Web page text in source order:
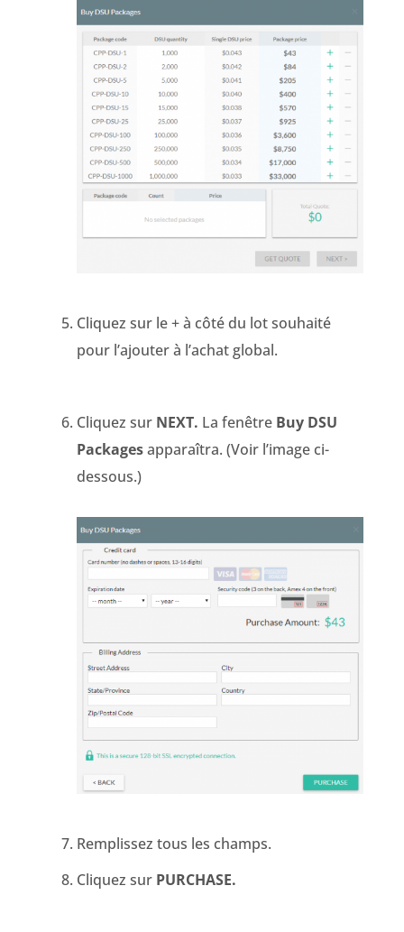
Cliquez sur le + à côté du lot souhaité
pour l’ajouter à l’achat global.
Cliquez sur NEXT. La fenêtre Buy DSU
Packagesapparaîtra. (Voir l’image ci-
dessous.)
Remplissez tous les champs.
Cliquez sur PURCHASE.